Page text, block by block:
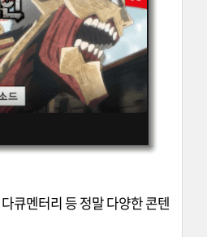
큐멘터리 등 정말 다양한 콘텐